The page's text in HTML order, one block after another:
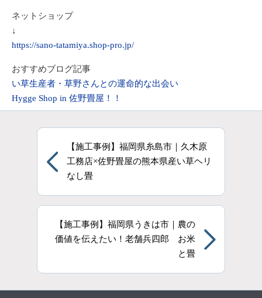
ネットショップ
↓
https://sano-tatamiya.shop-pro.jp/
おすすめブログ記事
い草生産者・草野さんとの運命的な出会い
Hygge Shop in 佐野畳屋！！
【施工事例】福岡県糸島市｜久木原
工務店×佐野畳屋の熊本県産い草ヘリ
なし畳
【施工事例】福岡県うきは市｜農の
価値を伝えたい！老舗兵四郎 お米
と畳